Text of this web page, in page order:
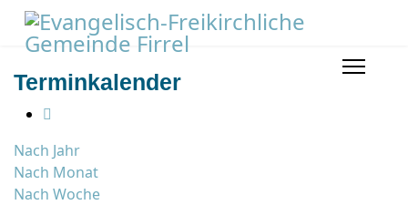
Terminkalender
Nach Jahr
Nach Monat
Nach Woche